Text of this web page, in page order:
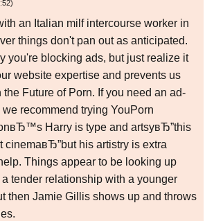
)
an Italian milf intercourse worker in
things don't pan out as anticipated.
you're blocking ads, but just realize it
website expertise and prevents us
Future of Porn. If you need an ad-
recommend trying YouPorn
Harry is type and artsyвЂ”this
cinemaвЂ”but his artistry is extra
Things appear to be looking up
tender relationship with a younger
then Jamie Gillis shows up and throws